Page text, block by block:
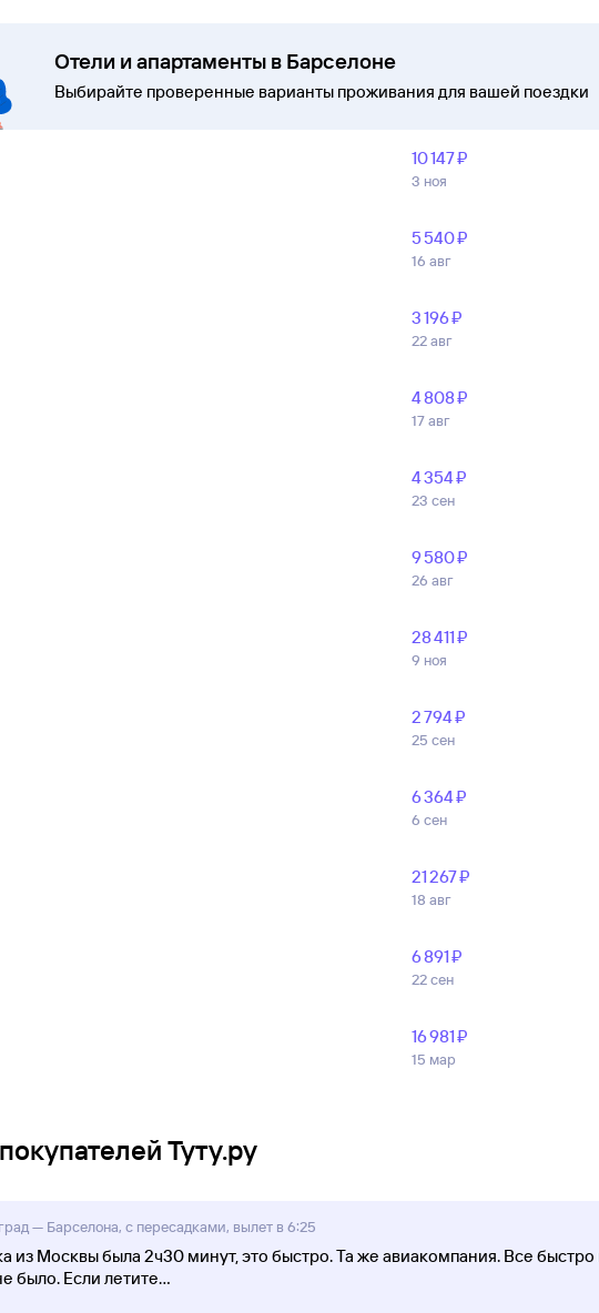
Отели и апартаменты в Барселоне
Выбирайте проверенные варианты проживания для вашей поездки
10 ⁠147 ⁠₽
3 ноя
5 ⁠540 ⁠₽
16 авг
3 ⁠196 ⁠₽
22 авг
4 ⁠808 ⁠₽
17 авг
4 ⁠354 ⁠₽
23 сен
9 ⁠580 ⁠₽
26 авг
28 ⁠411 ⁠₽
9 ноя
2 ⁠794 ⁠₽
25 сен
6 ⁠364 ⁠₽
6 сен
21 ⁠267 ⁠₽
18 авг
6 ⁠891 ⁠₽
22 сен
16 ⁠981 ⁠₽
15 мар
Туту.ру
— Барселона, с пересадками, вылет в 6:25
из Москвы была 2ч30 минут, это быстро. Та же авиакомпания. Все
было. Если летите...